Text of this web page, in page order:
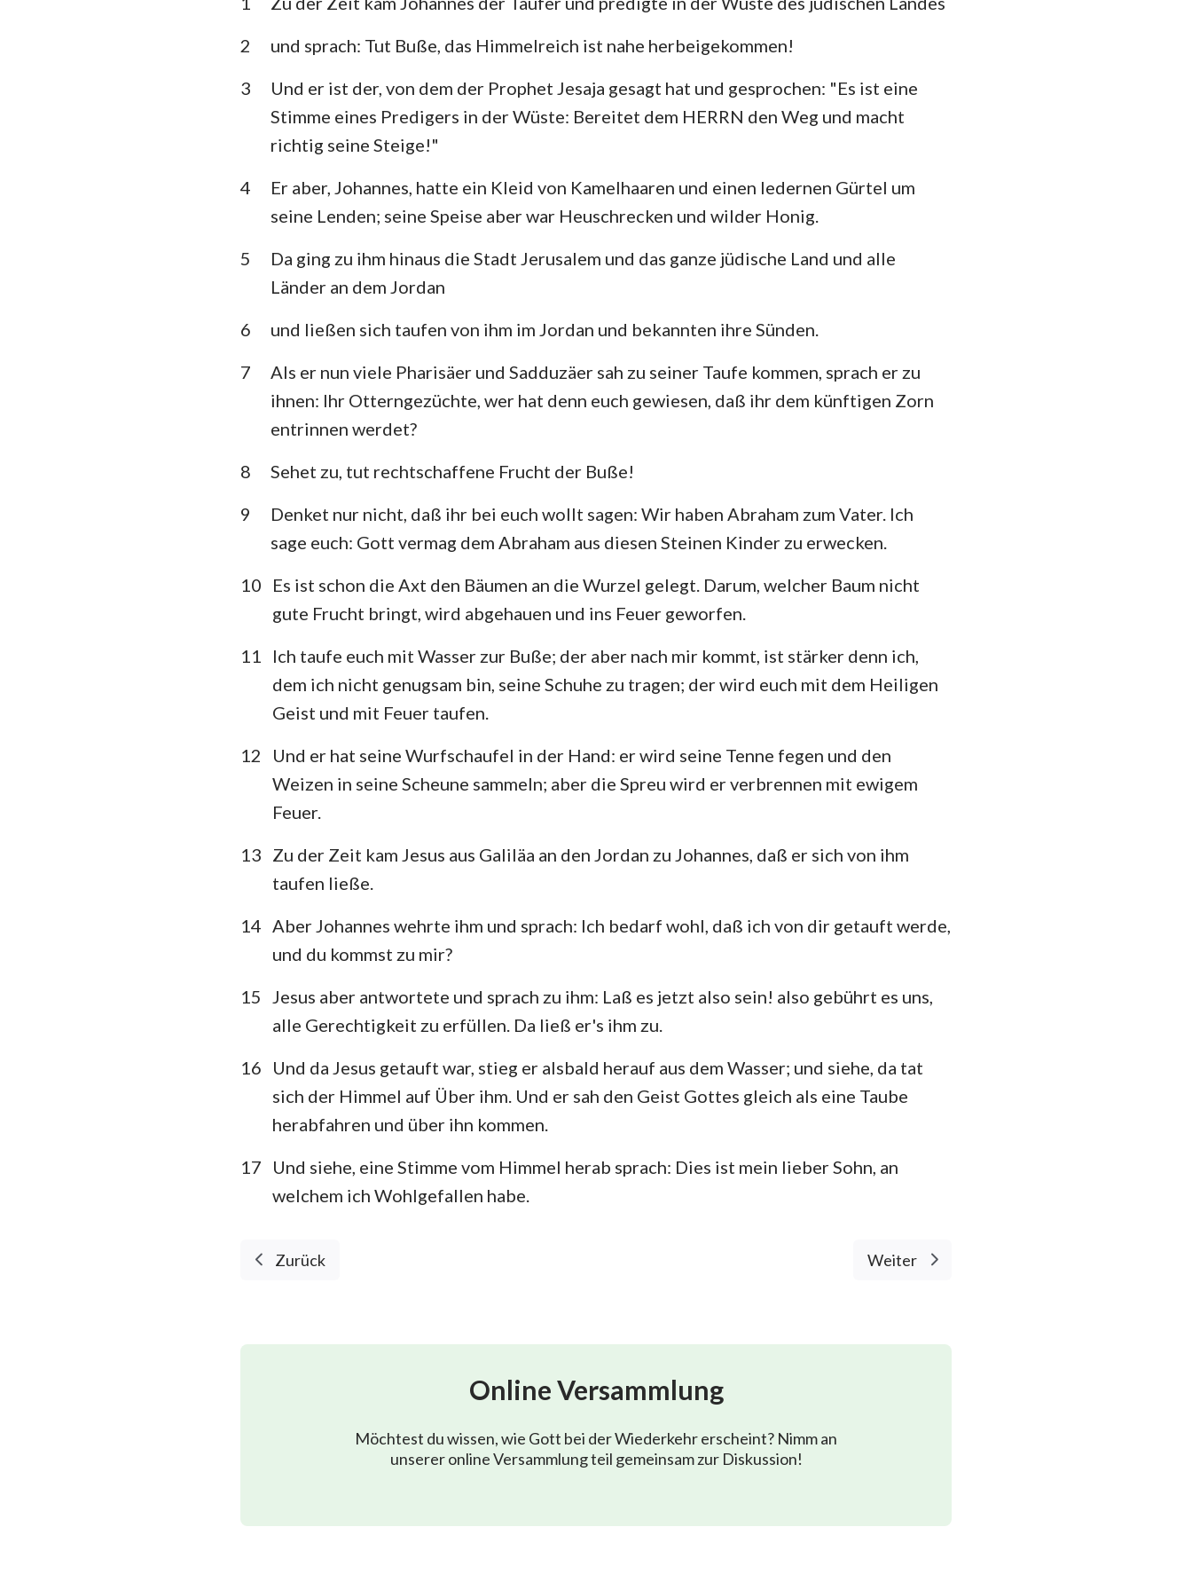
5. Mose Josua
Richter Rut
1.Samuel 2.Samuel
1.Könige 2.Könige
1. Chronik 2. Chronik
Jesaja Jeremia
Klagelieder
Daniel Hosea
Joel Amos
Obadja Jona
Micha Nahum
Habakuk Zephanja
Haggai Sacharja
Maleachi
Apostelgeschichte Römer
1. Korinther 2. Korinther
Galater Epheser
1. Thessalonicher 2. Thessalonicher
1. Johannes 2. Johannes
Offenbarung
2
und sprach: Tut Buße, das Himmelreich ist nahe herbeigekommen!
3
Und er ist der, von dem der Prophet Jesaja gesagt hat und gesprochen: "Es ist eine
Stimme eines Predigers in der Wüste: Bereitet dem HERRN den Weg und macht
richtig seine Steige!"
4
Er aber, Johannes, hatte ein Kleid von Kamelhaaren und einen ledernen Gürtel um
seine Lenden; seine Speise aber war Heuschrecken und wilder Honig.
5
Da ging zu ihm hinaus die Stadt Jerusalem und das ganze jüdische Land und alle
Länder an dem Jordan
6
und ließen sich taufen von ihm im Jordan und bekannten ihre Sünden.
7
Als er nun viele Pharisäer und Sadduzäer sah zu seiner Taufe kommen, sprach er zu
ihnen: Ihr Otterngezüchte, wer hat denn euch gewiesen, daß ihr dem künftigen Zorn
entrinnen werdet?
8
Sehet zu, tut rechtschaffene Frucht der Buße!
9
Denket nur nicht, daß ihr bei euch wollt sagen: Wir haben Abraham zum Vater. Ich
sage euch: Gott vermag dem Abraham aus diesen Steinen Kinder zu erwecken.
10
Es ist schon die Axt den Bäumen an die Wurzel gelegt. Darum, welcher Baum nicht
gute Frucht bringt, wird abgehauen und ins Feuer geworfen.
11
Ich taufe euch mit Wasser zur Buße; der aber nach mir kommt, ist stärker denn ich,
dem ich nicht genugsam bin, seine Schuhe zu tragen; der wird euch mit dem Heiligen
Geist und mit Feuer taufen.
12
Und er hat seine Wurfschaufel in der Hand: er wird seine Tenne fegen und den
Weizen in seine Scheune sammeln; aber die Spreu wird er verbrennen mit ewigem
Feuer.
13 Zu der Zeit kam Jesus aus Galiläa an den Jordan zu Johannes, daß er sich von ihm
taufen ließe.
14 Aber Johannes wehrte ihm und sprach: Ich bedarf wohl, daß ich von dir getauft werde,
und du kommst zu mir?
15 Jesus aber antwortete und sprach zu ihm: Laß es jetzt also sein! also gebührt es uns,
alle Gerechtigkeit zu erfüllen. Da ließ er's ihm zu.
16
Und da Jesus getauft war, stieg er alsbald herauf aus dem Wasser; und siehe, da tat
sich der Himmel auf Über ihm. Und er sah den Geist Gottes gleich als eine Taube
herabfahren und über ihn kommen.
17
Und siehe, eine Stimme vom Himmel herab sprach: Dies ist mein lieber Sohn, an
welchem ich Wohlgefallen habe.
Zurück Weiter
Online Versammlung
Möchtest du wissen, wie Gott bei der Wiederkehr erscheint? Nimm an
unserer online Versammlung teil gemeinsam zur Diskussion!